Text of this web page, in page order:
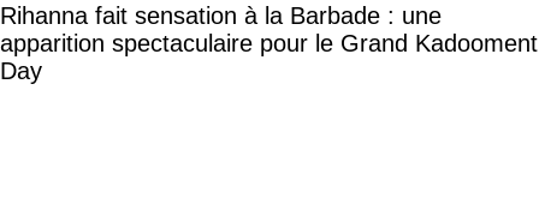
Rihanna fait sensation à la Barbade : une
apparition spectaculaire pour le Grand Kadooment
Day